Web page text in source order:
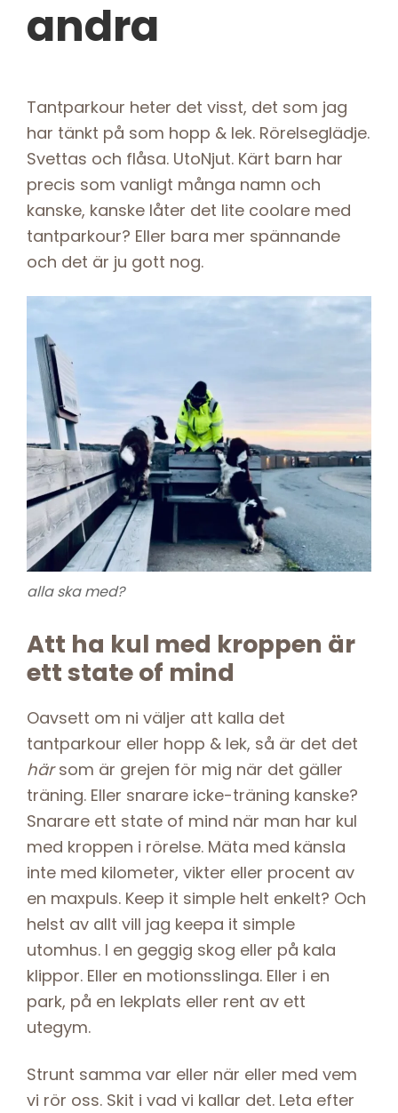
andra
Tantparkour heter det visst, det som jag
har tänkt på som hopp & lek. Rörelseglädje.
Svettas och flåsa. UtoNjut. Kärt barn har
precis som vanligt många namn och
kanske, kanske låter det lite coolare med
tantparkour? Eller bara mer spännande
och det är ju gott nog.
alla ska med?
Att ha kul med kroppen är
ett state of mind
Oavsett om ni väljer att kalla det
tantparkour eller hopp & lek, så är det det
härsom är grejen för mig när det gäller
träning. Eller snarare icke-träning kanske?
Snarare ett state of mind när man har kul
med kroppen i rörelse. Mäta med känsla
inte med kilometer, vikter eller procent av
en maxpuls. Keep it simple helt enkelt? Och
helst av allt vill jag keepa it simple
utomhus. I en geggig skog eller på kala
klippor. Eller en motionsslinga. Eller i en
park, på en lekplats eller rent av ett
utegym.
Strunt samma var eller när eller med vem
vi rör oss. Skit i vad vi kallar det. Leta efter